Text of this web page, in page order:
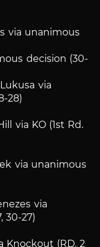
via unanimous
decision (30-
via
28)
via KO (1st Rd.
via unanimous
via
30-27)
Knockout (RD. 2